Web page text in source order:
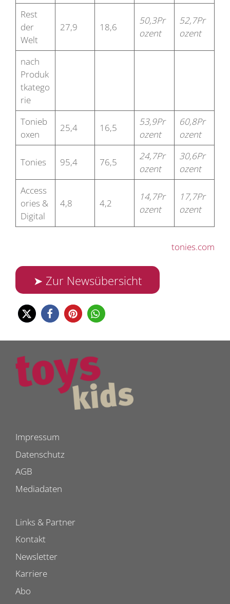
Rest
der
Welt
27,9 18,6
50,3Pr
ozent
52,7Pr
ozent
nach
Produk
tkatego
rie
Tonieb
oxen
25,4 16,5
53,9Pr
ozent
60,8Pr
ozent
Tonies 95,4 76,5
24,7Pr
ozent
30,6Pr
ozent
Access
ories &
Digital
4,8 4,2
14,7Pr
ozent
17,7Pr
ozent
tonies.com
➤ Zur Newsübersicht
Impressum
Datenschutz
AGB
Mediadaten
Links & Partner
Kontakt
Newsletter
Karriere
Abo